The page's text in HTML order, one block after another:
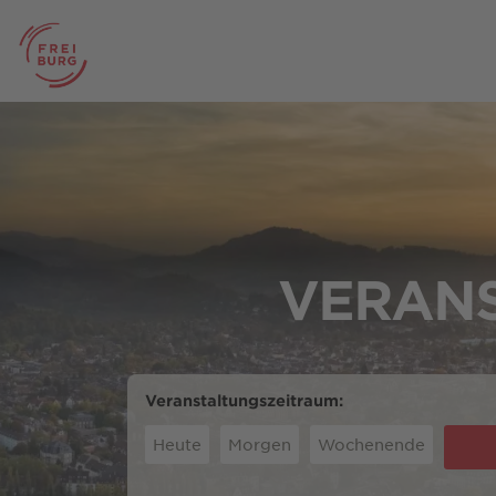
Veranstaltungszeitraum:
Heute Morgen Wochenende